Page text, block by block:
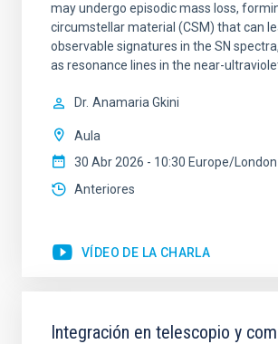
may undergo episodic mass loss,
circumstellar material (CSM) that can
observable signatures in the SN
as resonance lines in the near-
Dr. Anamaria Gkini
Aula
30 Abr 2026 - 10:30 Europe/London
Anteriores
VÍDEO DE LA CHARLA
Integración en telescopio y